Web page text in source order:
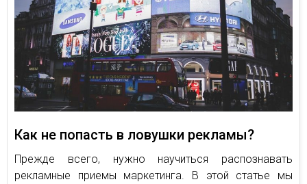
Как не попасть в ловушки рекламы?
Прежде всего, нужно научиться распознавать
рекламные приемы маркетинга. В этой статье мы